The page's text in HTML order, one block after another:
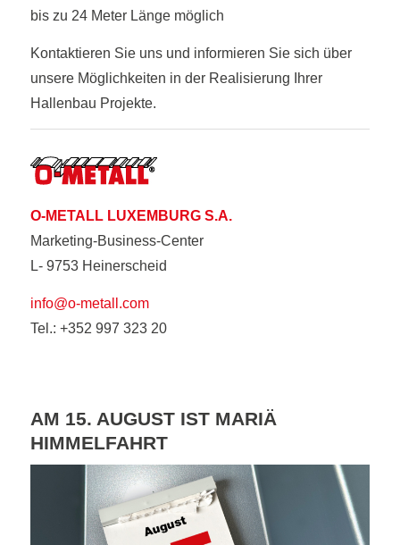
bis zu 24 Meter Länge möglich
Kontaktieren Sie uns und informieren Sie sich über
unsere Möglichkeiten in der Realisierung Ihrer
Hallenbau Projekte.
O-METALL LUXEMBURG S.A.
Marketing-Business-Center
L- 9753 Heinerscheid
info@o-metall.com
Tel.: +352 997 323 20
AM 15. AUGUST IST MARIÄ
HIMMELFAHRT